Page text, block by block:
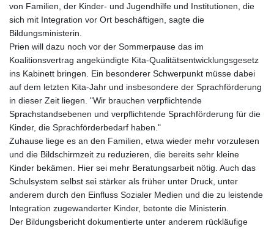
von Familien, der Kinder- und Jugendhilfe und Institutionen, die
sich mit Integration vor Ort beschäftigen, sagte die
Bildungsministerin.
Prien will dazu noch vor der Sommerpause das im
Koalitionsvertrag angekündigte Kita-Qualitätsentwicklungsgesetz
ins Kabinett bringen. Ein besonderer Schwerpunkt müsse dabei
auf dem letzten Kita-Jahr und insbesondere der Sprachförderung
in dieser Zeit liegen. "Wir brauchen verpflichtende
Sprachstandsebenen und verpflichtende Sprachförderung für die
Kinder, die Sprachförderbedarf haben."
Zuhause liege es an den Familien, etwa wieder mehr vorzulesen
und die Bildschirmzeit zu reduzieren, die bereits sehr kleine
Kinder bekämen. Hier sei mehr Beratungsarbeit nötig. Auch das
Schulsystem selbst sei stärker als früher unter Druck, unter
anderem durch den Einfluss Sozialer Medien und die zu leistende
Integration zugewanderter Kinder, betonte die Ministerin.
Der Bildungsbericht dokumentierte unter anderem rückläufige